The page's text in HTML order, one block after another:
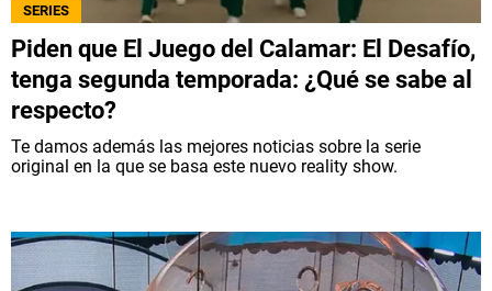
SERIES
Piden que El Juego del Calamar: El Desafío,
tenga segunda temporada: ¿Qué se sabe al
respecto?
Te damos además las mejores noticias sobre la serie
original en la que se basa este nuevo reality show.